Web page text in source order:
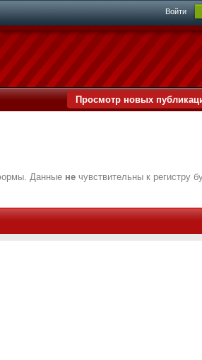
Войти
Просмотр новых
Данные не чувствительны к регистру